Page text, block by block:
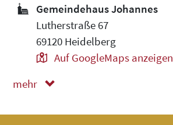
Gemeindehaus Johannes
Lutherstraße 67
69120 Heidelberg
Auf GoogleMaps anzeigen
mehr